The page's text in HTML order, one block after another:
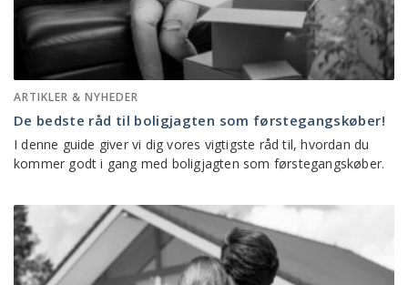
ARTIKLER & NYHEDER
De bedste råd til boligjagten som førstegangskøber!
I denne guide giver vi dig vores vigtigste råd til, hvordan du
kommer godt i gang med boligjagten som førstegangskøber.